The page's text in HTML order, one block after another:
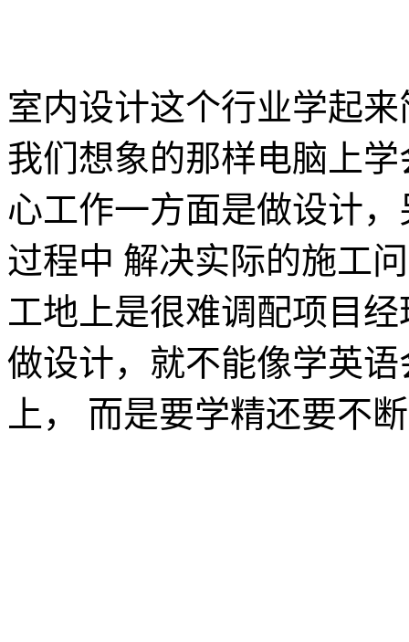
室内设计这个行业学起
我们想象的那样电脑上
心工作一方面是做设计
过程中 解决实际的施工
工地上是很难调配项目
做设计，就不能像学英
上， 而是要学精还要不